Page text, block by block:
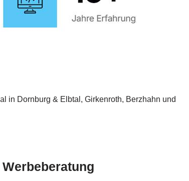
in Dornburg & Elbtal, Girkenroth, Berzhahn und
Werbeberatung